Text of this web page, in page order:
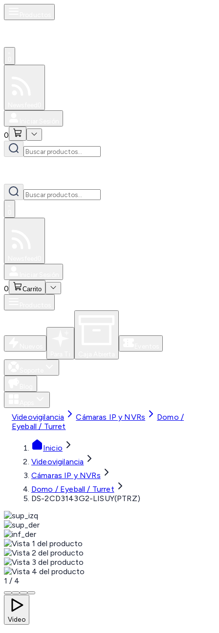
0
0 Carrito
Videovigilancia Cámaras IP y NVRs
Domo /
Eyeball / Turret
Inicio
Videovigilancia
Cámaras IP y NVRs
Domo / Eyeball / Turret
DS-2CD3143G2-LISUY(PTRZ)
1 / 4
Video